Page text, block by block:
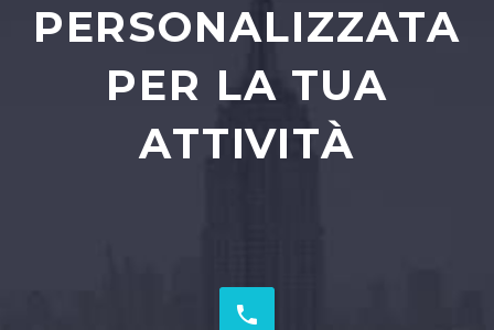
PERSONALIZZATA
PER LA TUA
ATTIVITÀ

